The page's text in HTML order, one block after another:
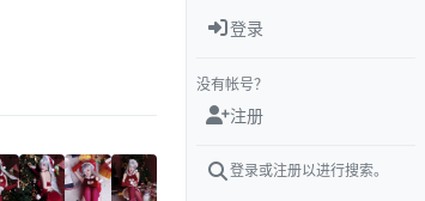
登录
没有帐号？
注册
登录或注册以进行搜索。